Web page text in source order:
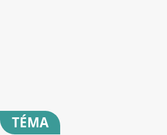
TÉMA